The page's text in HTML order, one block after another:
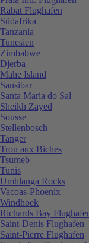
Rabat Flughafen
Südafrika
Tanzania
Tunesien
Zimbabwe
Djerba
Mahe Island
Sansibar
Santa Maria do Sal
Sheikh Zayed
Sousse
Stellenbosch
Tanger
Trou aux Biches
Tsumeb
Tunis
Umhlanga Rocks
Vacoas-Phoenix
Windhoek
Richards Bay
Saint-Denis Flughafen
Saint-Pierre Flughafen